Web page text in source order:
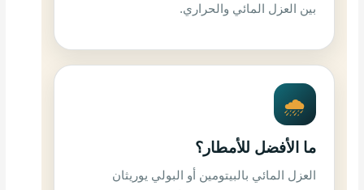
بين العزل المائي والحراري.
🌧️
ما الأفضل للأمطار؟
العزل المائي بالبيتومين أو البولي يوريثان